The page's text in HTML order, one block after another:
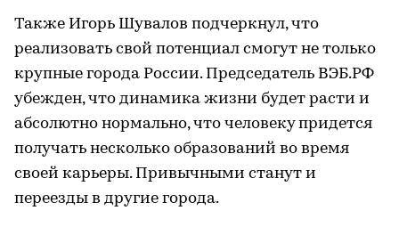
Также Игорь Шувалов подчеркнул, что
реализовать свой потенциал смогут не только
крупные города России. Председатель ВЭБ.РФ
убежден, что динамика жизни будет расти и
абсолютно нормально, что человеку придется
получать несколько образований во время
своей карьеры. Привычными станут и
переезды в другие города.